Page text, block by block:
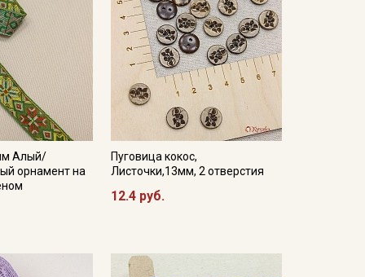
Алый/
орнамент на
Пуговица кокос,
Листочки,13мм, 2 отверстия
12.4 руб.